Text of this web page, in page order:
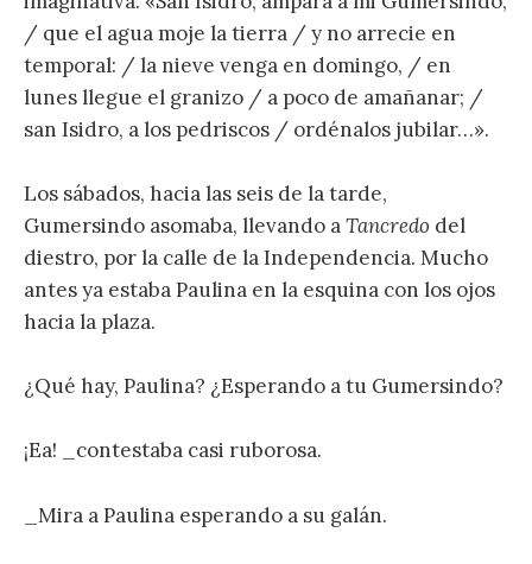
/ que el agua moje la tierra / y no arrecie en
temporal: / la nieve venga en domingo, / en
lunes llegue el granizo / a poco de amañanar; /
san Isidro, a los pedriscos / ordénalos jubilar…».
Los sábados, hacia las seis de la tarde,
Gumersindo asomaba, llevando aTancredo del
diestro, por la calle de la Independencia. Mucho
antes ya estaba Paulina en la esquina con los ojos
hacia la plaza.
¿Qué hay, Paulina? ¿Esperando a tu Gumersindo?
¡Ea! _contestaba casi ruborosa.
_Mira a Paulina esperando a su galán.